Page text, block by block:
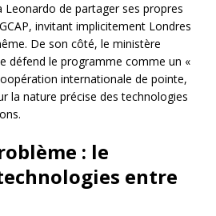
de partager ses propres
invitant implicitement Londres
De son côté, le ministère
défend le programme comme un «
internationale de pointe,
la nature précise des technologies
: le
entre